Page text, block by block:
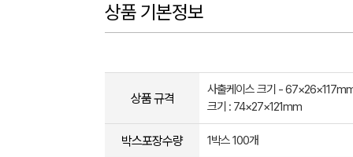
상품 기본정보
상품 규격
사출케이스 크기 -
크기 : 74×27×121mm
박스포장수량 1박스 100개